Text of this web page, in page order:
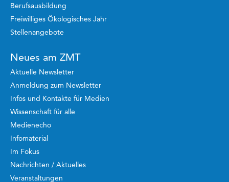
Berufsausbildung
Freiwilliges Ökologisches Jahr
Stellenangebote
Neues am ZMT
Aktuelle Newsletter
Anmeldung zum Newsletter
Infos und Kontakte für Medien
Wissenschaft für alle
Medienecho
Infomaterial
Im Fokus
Nachrichten / Aktuelles
Veranstaltungen